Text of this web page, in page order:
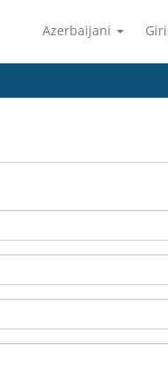
Azerbaijani